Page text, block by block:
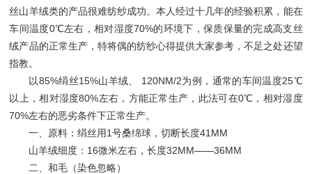
丝山羊绒类的产品很难纺纱成功。本人经过十几年的经验积累，能在
车间温度0℃左右，相对湿度70%的环境下，保质保量的完成高支丝
绒产品的正常生产，特将偶的纺纱心得提供大家参考，不足之处还望
指教。
以85%绢丝15%山羊绒、 120NM/2为例，通常的车间温度25℃
以上，相对湿度80%左右，方能正常生产，此法可在0℃，相对湿度
70%左右的恶劣条件下正常生产。
一、原料：绢丝用1号桑绵球，切断长度41MM
山羊绒细度：16微米左右，长度32MM——36MM
二、和毛（染色忽略）